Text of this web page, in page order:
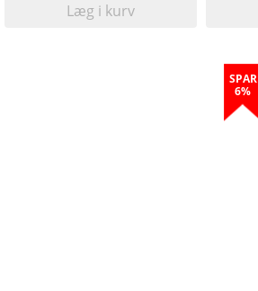
Læg i kurv
SPAR
6%